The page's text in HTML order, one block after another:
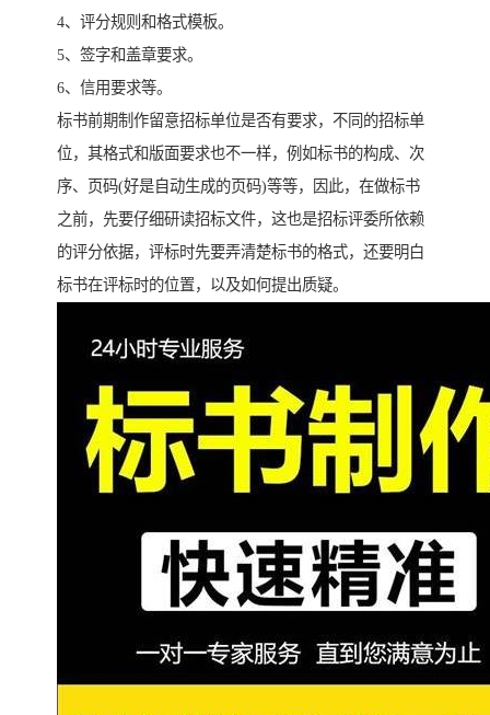
4、评分规则和格式模板。
5、签字和盖章要求。
6、信用要求等。
标书前期制作留意招标单位是否有要求，不同的招标单
位，其格式和版面要求也不一样，例如标书的构成、次
序、页码(好是自动生成的页码)等等，因此，在做标书
之前，先要仔细研读招标文件，这也是招标评委所依赖
的评分依据，评标时先要弄清楚标书的格式，还要明白
标书在评标时的位置，以及如何提出质疑。